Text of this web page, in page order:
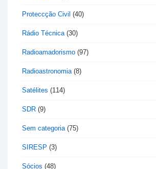
Proteccção Civil (40)
Rádio Técnica(30)
Radioamadorismo (97)
Radioastronomia(8)
Satélites (114)
SDR (9)
Sem categoria(75)
SIRESP (3)
Sócios (48)